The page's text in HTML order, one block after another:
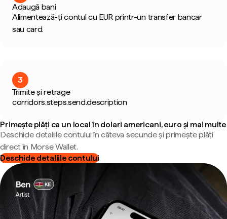
Adaugă bani
Alimentează-ți contul cu EUR printr-un transfer bancar
sau card.
3
Trimite și retrage
corridors.steps.send.description
Primește plăți ca un local în dolari americani, euro și mai multe
Deschide detaliile contului în câteva secunde și primește plăți
direct în Morse Wallet.
Deschide detaliile contului